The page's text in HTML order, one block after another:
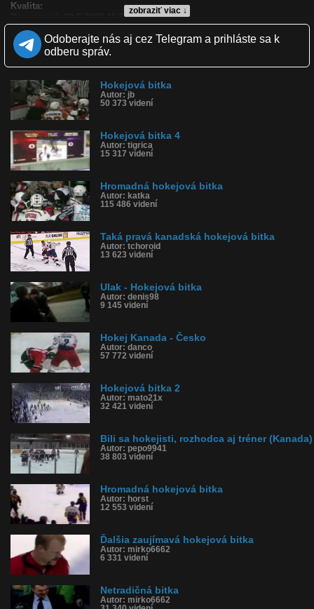
zobraziť viac ↓
Kvalita:
Zverejnené: 30.6.2008 11:38
Páči sa: 94% (48 hlasov)
Obľúbené: 29
Komentárov: 62
Tagy: hokej, bitka, kanada, rusko
História sledovanosti videa:
Odoberajte nás aj cez Telegram a prihláste sa k
odberu správ.
Hokejová bitka
Autor: jb
50 373 videní
Hokejová bitka 4
Autor: tigrica
15 317 videní
Hromadná hokejová bitka
Autor: katka
115 486 videní
Taká pravá kanadská hokejová bitka
Autor: tchoroid
13 623 videní
Ulak - Hokejová bitka
Autor: denis98
9 145 videní
Hokej Kanada - Česko
Autor: danco
57 772 videní
Hokejová bitka 2
Autor: mato21x
32 421 videní
Bili sa hokejisti, rozhodca aj tréner (Kanada)
Autor: pepo9941
38 803 videní
Hromadná hokejová bitka
Autor: horst
12 553 videní
Ďalšia zaujímavá hokejová bitka
Autor: mirko6662
6 331 videní
Netradičná bitka
Autor: mirko6662